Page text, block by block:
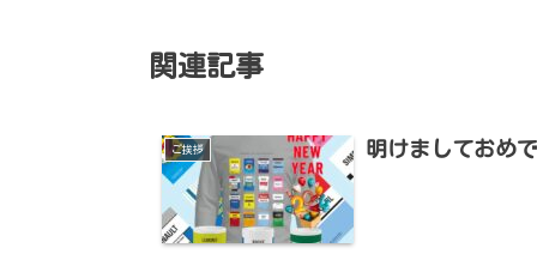
関連記事
ご挨拶 明けましておめ